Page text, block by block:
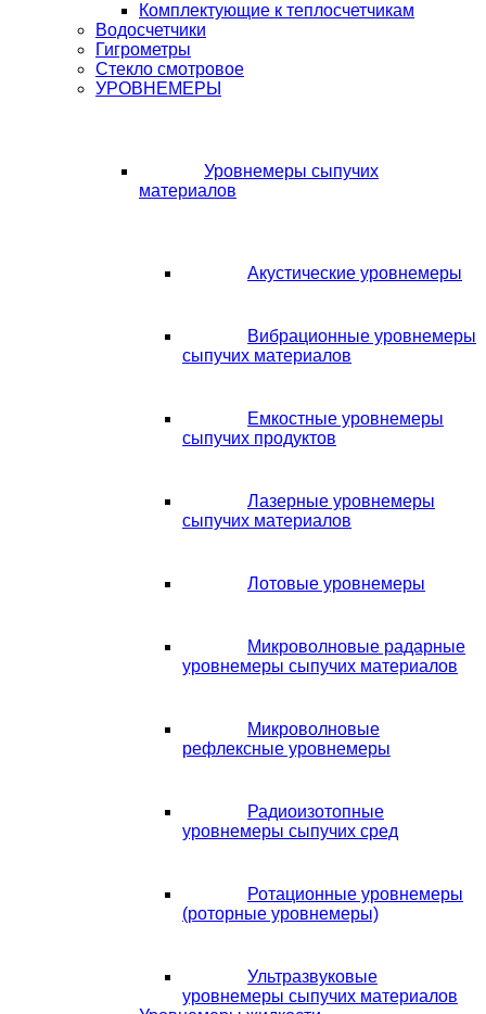
Комплектующие к теплосчетчикам
Водосчетчики
Гигрометры
Стекло смотровое
УРОВНЕМЕРЫ
Уровнемеры сыпучих
материалов
Акустические уровнемеры
Вибрационные уровнемеры
сыпучих материалов
Емкостные уровнемеры
сыпучих продуктов
Лазерные уровнемеры
сыпучих материалов
Лотовые уровнемеры
Микроволновые радарные
уровнемеры сыпучих материалов
Микроволновые
рефлексные уровнемеры
Радиоизотопные
уровнемеры сыпучих сред
Ротационные уровнемеры
(роторные уровнемеры)
Ультразвуковые
уровнемеры сыпучих материалов